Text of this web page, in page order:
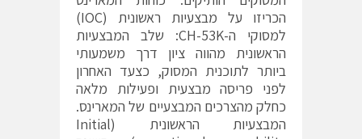
הכריזו על מבצעיות ראשונית (IOC)
למסוקי ה-CH-53K: שלב המבצעיות
הראשונית מהווה ציון דרך משמעותי
ביותר לתוכנית המסוק, כצעד האחרון
לפני פריסה מבצעית ופעילות מלאה
כחלק מהצרכים המבצעיים של המארינס.
המבצעיות הראשונית (Initial